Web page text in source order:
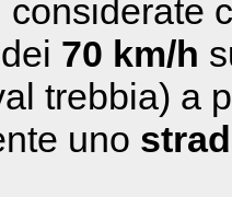
considerate
70 km/h
trebbia) a
uno